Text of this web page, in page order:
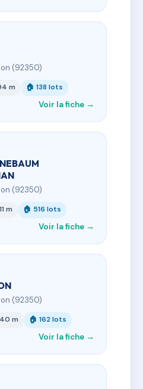
(92350)
m 🏠 138 lots
Voir la fiche →
(92350)
m 🏠 516 lots
Voir la fiche →
(92350)
m 🏠 162 lots
Voir la fiche →